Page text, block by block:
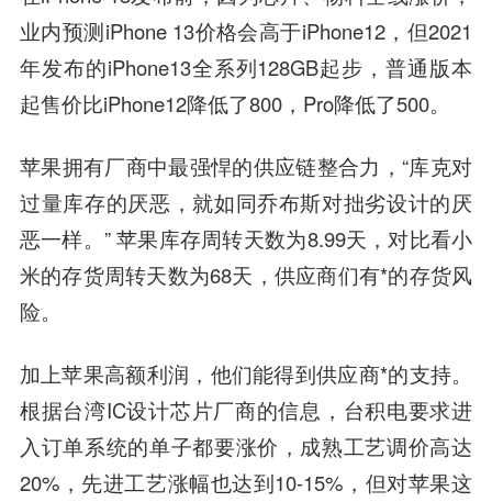
业内预测iPhone 13价格会高于iPhone12，但2021
年发布的iPhone13全系列128GB起步，普通版本
起售价比iPhone12降低了800，Pro降低了500。
苹果拥有厂商中最强悍的供应链整合力，“库克对
过量库存的厌恶，就如同乔布斯对拙劣设计的厌
恶一样。” 苹果库存周转天数为8.99天，对比看小
米的存货周转天数为68天，供应商们有*的存货风
险。
加上苹果高额利润，他们能得到供应商*的支持。
根据台湾IC设计芯片厂商的信息，台积电要求进
入订单系统的单子都要涨价，成熟工艺调价高达
20%，先进工艺涨幅也达到10-15%，但对苹果这